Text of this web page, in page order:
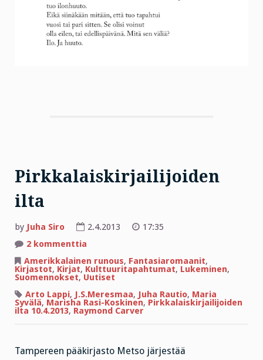
Pirkkalaiskirjailijoiden
ilta
by Juha Siro 2.4.2013
17:35
2 kommenttia
ilta
Amerikkalainen runous, Fantasiaromaanit,
Kirjastot, Kirjat, Kulttuuritapahtumat, Lukeminen,
Suomennokset, Uutiset
Arto Lappi, J.S.Meresmaa, Juha Rautio, Maria
Syvälä, Marisha Rasi-Koskinen, Pirkkalaiskirjailijoiden
ilta 10.4.2013, Raymond Carver
Tampereen pääkirjasto Metso järjestää